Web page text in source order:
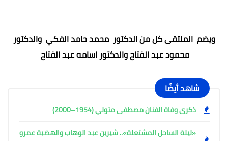
ويضم الملتقى كل من الدكتور محمد حامد الفكي والدكتور
محمود عبد الفتاح والدكتور اسامه عبد الفتاح
شاهد أيضًا
ذكرى وفاة الفنان مصطفى متولي (1954–2000)
«ليلة الساحل المشتعلة».. شيرين عبد الوهاب والهضبة عمرو